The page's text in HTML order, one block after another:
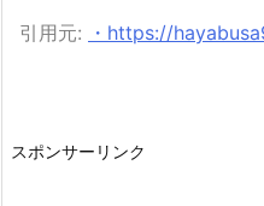
引用元:
・https://
スポンサーリンク